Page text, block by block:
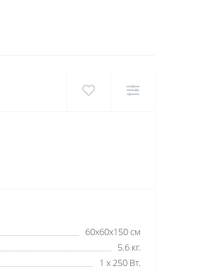
60х60х150 см
5.6 кг.
1 х 250 Вт.